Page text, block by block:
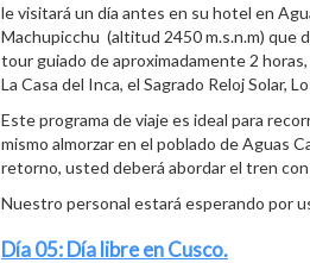
le visitará un día antes en su hotel en
Machupicchu (altitud 2450 m.s.n.m) que
tour guiado de aproximadamente 2
La Casa del Inca, el Sagrado Reloj Solar,
Este programa de viaje es ideal para
mismo almorzar en el poblado de Aguas
retorno, usted deberá abordar el tren
Nuestro personal estará esperando por
Día 05: Día libre en Cusco.